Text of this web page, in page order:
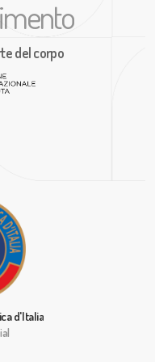
del corpo
d'Italia